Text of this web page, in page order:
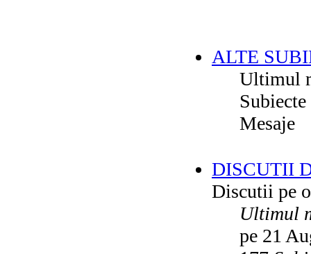
ALTE
Ultimul
Subiecte
Mesaje
DISCUTII
Discutii pe
Ultimul
pe 21